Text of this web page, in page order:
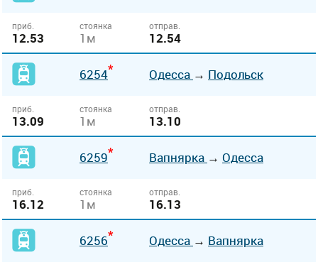
приб.
12.53
стоянка
1м
отправ.
12.54
6254* Одесса → Подольск
приб.
13.09
стоянка
1м
отправ.
13.10
6259* Вапнярка → Одесса
приб.
16.12
стоянка
1м
отправ.
16.13
6256* Одесса → Вапнярка